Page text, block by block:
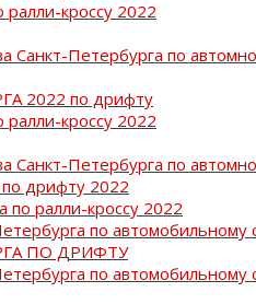
ралли-кроссу 2022
Санкт-Петербурга по
2022 по дрифту
ралли-кроссу 2022
Санкт-Петербурга по
по дрифту 2022
по ралли-кроссу 2022
по автомобильному
ПО ДРИФТУ
по